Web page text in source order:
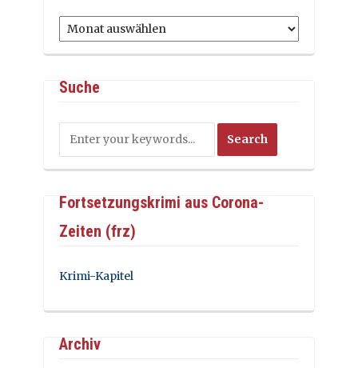
Archiv
Suche
Fortsetzungskrimi aus Corona-
Zeiten (frz)
Krimi-Kapitel
Archiv